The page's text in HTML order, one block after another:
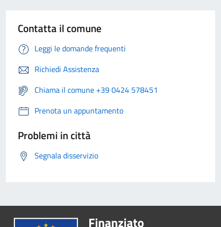
Contatta il comune
Leggi le domande frequenti
Richiedi Assistenza
Chiama il comune +39 0424 578451
Prenota un appuntamento
Problemi in città
Segnala disservizio